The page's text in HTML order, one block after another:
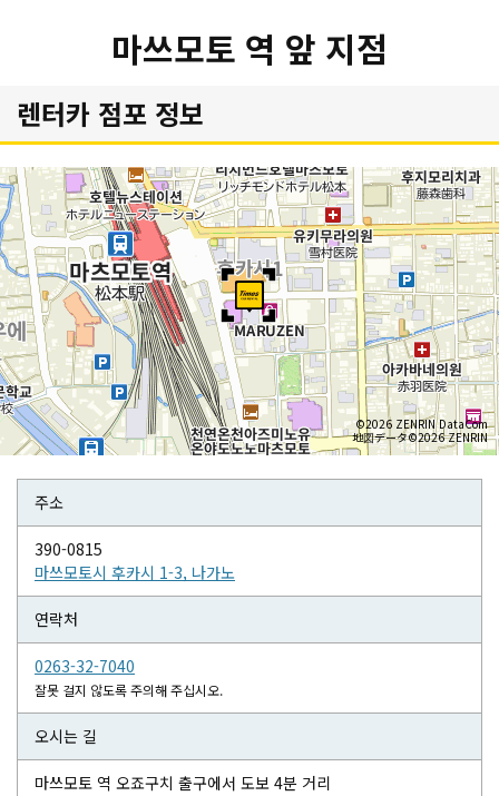
마쓰모토 역 앞 지점
렌터카 점포 정보
©2026 ZENRIN DataCom
地図データ©2026 ZENRIN
주소
390-0815
마쓰모토시 후카시 1-3, 나가노
연락처
0263-32-7040
잘못 걸지 않도록 주의해 주십시오.
오시는 길
마쓰모토 역 오죠구치 출구에서 도보 4분 거리